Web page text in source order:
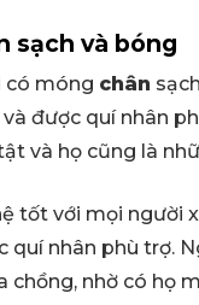
sạch và bóng
có móng chân
được quí nhân
và họ cũng là
tốt với mọi người
quí nhân phù trợ.
chồng, nhờ có họ